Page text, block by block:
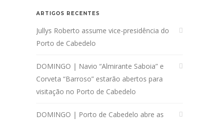
ARTIGOS RECENTES
Jullys Roberto assume vice-presidência do
Porto de Cabedelo
DOMINGO | Navio “Almirante Saboia” e
Corveta “Barroso” estarão abertos para
visitação no Porto de Cabedelo
DOMINGO | Porto de Cabedelo abre as